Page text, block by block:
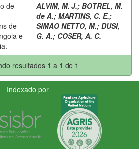
de
de
e
ALVIM, M. J.; BOTREL, M.
de A.; MARTINS, C. E.;
SIMAO NETTO, M.; DUSI,
G. A.; COSER, A. C.
resultados 1 a 1 de 1
Indexado por